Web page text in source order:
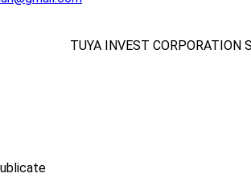
TUYA INVEST CORPORATION